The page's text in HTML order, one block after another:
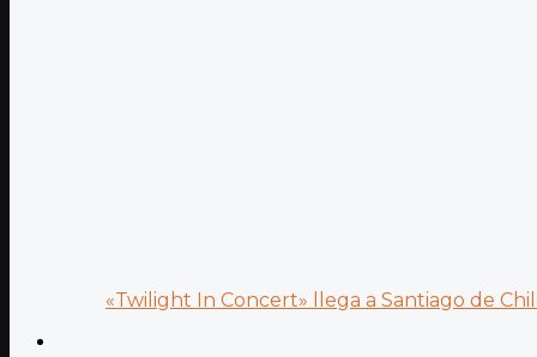
«Twilight In Concert» llega a Santiago de